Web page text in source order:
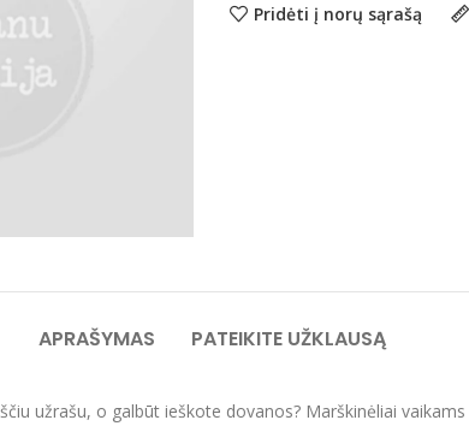
Pridėti į norų sąrašą
APRAŠYMAS PATEIKITE UŽKLAUSĄ
užrašu, o galbūt ieškote dovanos? Marškinėliai